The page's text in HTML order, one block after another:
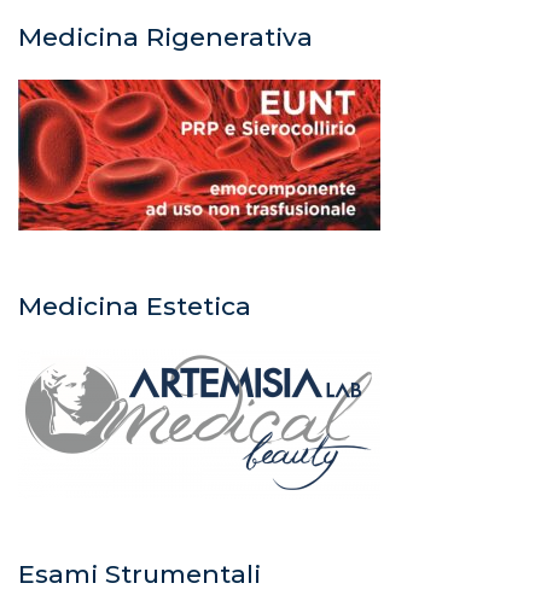
Medicina Rigenerativa
Medicina Estetica
Esami Strumentali